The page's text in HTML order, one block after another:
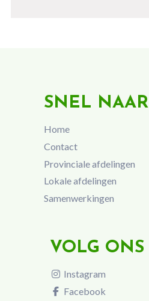
SNEL NAAR
Home
Contact
Provinciale afdelingen
Lokale afdelingen
Samenwerkingen
VOLG ONS
Instagram
Facebook